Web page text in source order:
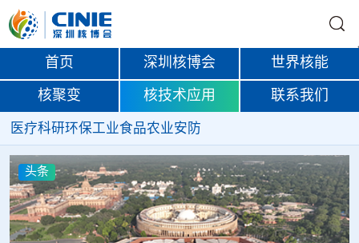
首页 深圳核博会 世界核能
核聚变 核技术应用 联系我们
医疗科研环保工业食品农业安防
头条